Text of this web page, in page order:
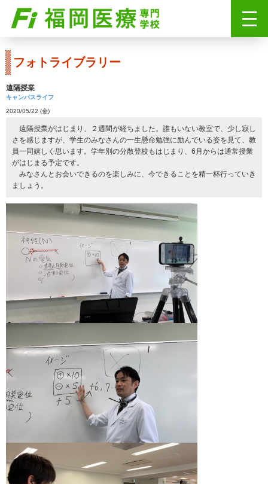
フォトライブラリー
遠隔授業
キャンパスライフ
2020/05/22 (金)
遠隔授業がはじまり、２週間が経ちました。誰もいない教室で、少し寂し
さを感じますが、学生のみなさんの一生懸命勉強に励んでいる姿を見て、教
員一同嬉しく思います。学年別の分散登校もはじまり、6月からは通常授業
がはじまる予定です。
みなさんとお会いできるのを楽しみに、今できることを精一杯行っていき
ましょう。